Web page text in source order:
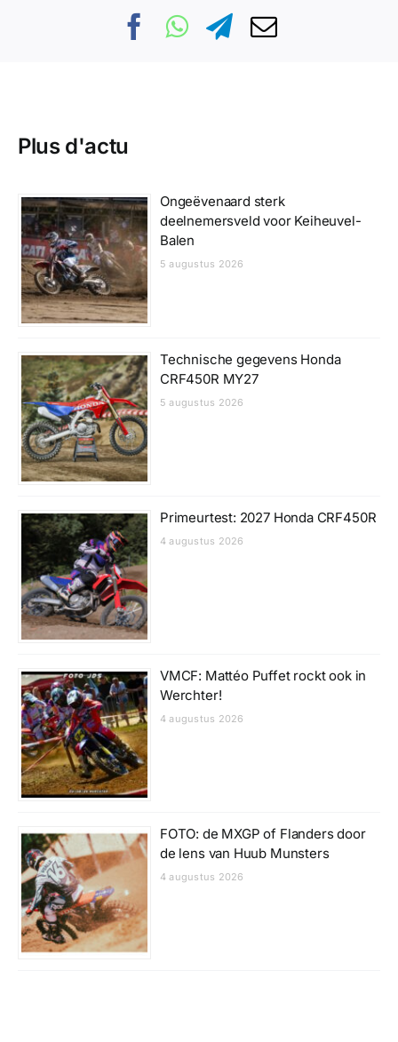
Plus d'actu
Ongeëvenaard sterk
deelnemersveld voor Keiheuvel-
Balen
5 augustus 2026
Technische gegevens Honda
CRF450R MY27
5 augustus 2026
Primeurtest: 2027 Honda CRF450R
4 augustus 2026
VMCF: Mattéo Puffet rockt ook in
Werchter!
4 augustus 2026
FOTO: de MXGP of Flanders door
de lens van Huub Munsters
4 augustus 2026